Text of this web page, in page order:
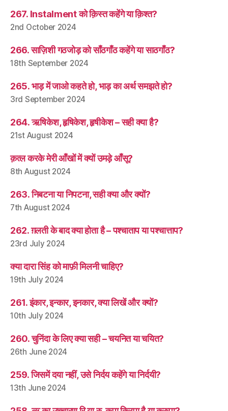
267. Instalment को क़िस्त कहेंगे या क़िश्त?
2nd October 2024
266. साज़िशी गठजोड़ को साँठगाँठ कहेंगे या साठगाँठ?
18th September 2024
265. भाड़ में जाओ कहते हो, भाड़ का अर्थ समझते हो?
3rd September 2024
264. ऋषिकेश, हृषिकेश, हृषीकेश – सही क्या है?
21st August 2024
क़त्ल करके मेरी आँखों में क्यों उमड़े आँसू?
8th August 2024
263. निबटना या निपटना, सही क्या और क्यों?
7th August 2024
262. ग़लती के बाद क्या होता है – पश्चाताप या पश्चात्ताप?
23rd July 2024
क्या दारा सिंह को माफ़ी मिलनी चाहिए?
19th July 2024
261. इंकार, इन्कार, इनकार, क्या लिखें और क्यों?
10th July 2024
260. चुनिंदा के लिए क्या सही – चयनित या चयित?
26th June 2024
259. जिसमें दया नहीं, उसे निर्दय कहेंगे या निर्दयी?
13th June 2024